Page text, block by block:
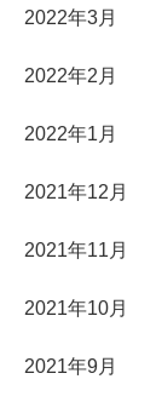
2022年3月
2022年2月
2022年1月
2021年12月
2021年11月
2021年10月
2021年9月